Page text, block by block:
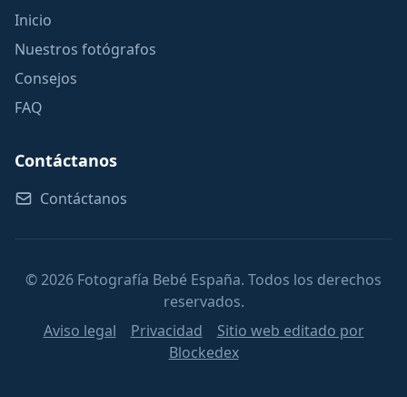
Inicio
Nuestros fotógrafos
Consejos
FAQ
Contáctanos
Contáctanos
© 2026 Fotografía Bebé España. Todos los derechos
reservados.
Aviso legal
Privacidad
Sitio web editado por
Blockedex